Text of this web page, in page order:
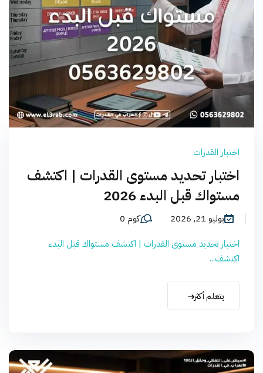
اختبار القدرات
اختبار تحديد مستوى القدرات | اكتشف
مستواك قبل البدء 2026
يوليو 21, 2026
كوم 0
اختبار تحديد مستوى القدرات | اكتشف مستواك قبل البدء
اكتشف...
يتعلم أكثر